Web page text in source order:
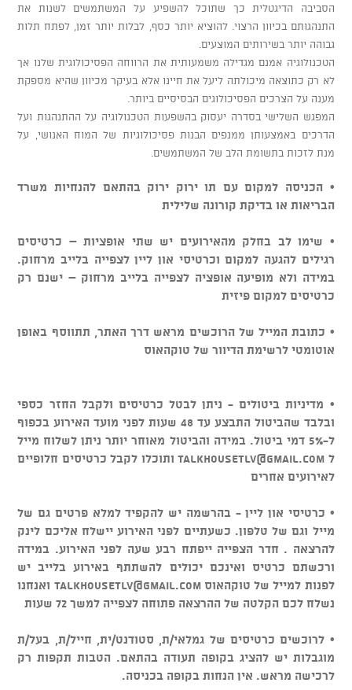
הסביבה הדיגטלית כך שתוכל להשפיע על המשתמשים לשנות את
התנהגותם בכיוון הרצוי. להוציא יותר כסף, לבלות יותר זמן, לפתח תלות
גבוהה יותר בשירותים המוצעים.
הטכנולוגיה אמנם מגדילה משמעותית את הרווחה הפסיכולוגית שלנו אך
לא רק כתוצאה מיכולתה ליעל את חיינו אלא בעיקר מכיוון שהיא מספקת
מענה על הצרכים הפסיכולוגים הבסיסיים ביותר.
המפגש השלישי בסדרה יעסוק בהשפעות הטכנולוגיה על ההתנהגות ועל
הדרכים באמצעותן ממנפים הבנות פסיכולוגיות של המוח האנושי, על
מנת לזכות בתשומת הלב של המשתמשים.
• הכניסה למקום עם תו ירוק ירוק בהתאם להנחיות משרד
הבריאות או בדיקת קורונה שלילית
• שימו לב בחלק מהאירועים יש שתי אופציות – כרטיסים
רגילים להגעה למקום וכרטיסי און ליין לצפייה בלייב מרחוק.
במידה ולא מופיעה אופציה לצפייה בלייב מרחוק – ישנם רק
כרטיסים למקום פיזית
• כתובת המייל של הרוכשים מראש דרך האתר, תתווסף באופן
אוטומטי לרשימת הדיוור של טוקהאוס
• מדיניות ביטולים - ניתן לבטל כרטיסים ולקבל החזר כספי
ובלבד שהביטול התבצע עד 48 שעות לפני מועד האירוע בכפוף
ל-5% דמי ביטול. במידה והביטול מאוחר יותר ניתן לשלוח מייל
ל talkhousetlv@gmail.comותוכלו לקבל כרטיסים חלופיים
לאירועים אחרים
• כרטיסי און ליין - בהרשמה יש להקפיד למלא פרטים גם של
מייל וגם של טלפון. כשעתיים לפני האירוע יישלח אליכם לינק
להרצאה . חדר הצפייה ייפתח רבע שעה לפני האירוע. במידה
ורכשתם כרטיס ואינכם יכולים להשתתף באירוע בלייב יש
לפנות למייל של טוקהאוסtalkhousetlv@gmail.com ואנחנו
נשלח לכם הקלטה של ההרצאה פתוחה לצפייה למשך 72 שעות
• לרוכשים כרטיסים של גמלאי/ת, סטודנט/ית, חייל/ת, בעל/ת
מוגבלות יש להציג בקופה תעודה בהתאם. הטבות תקפות רק
לרכישה מראש. אין הנחות בקופה בכניסה.